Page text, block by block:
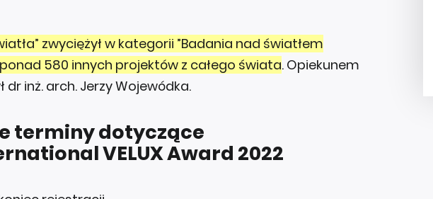
zwyciężył w kategorii ”Badania nad światłem
580 innych projektów z całego świata. Opiekunem
inż. arch. Jerzy Wojewódka.
terminy dotyczące
VELUX Award 2022